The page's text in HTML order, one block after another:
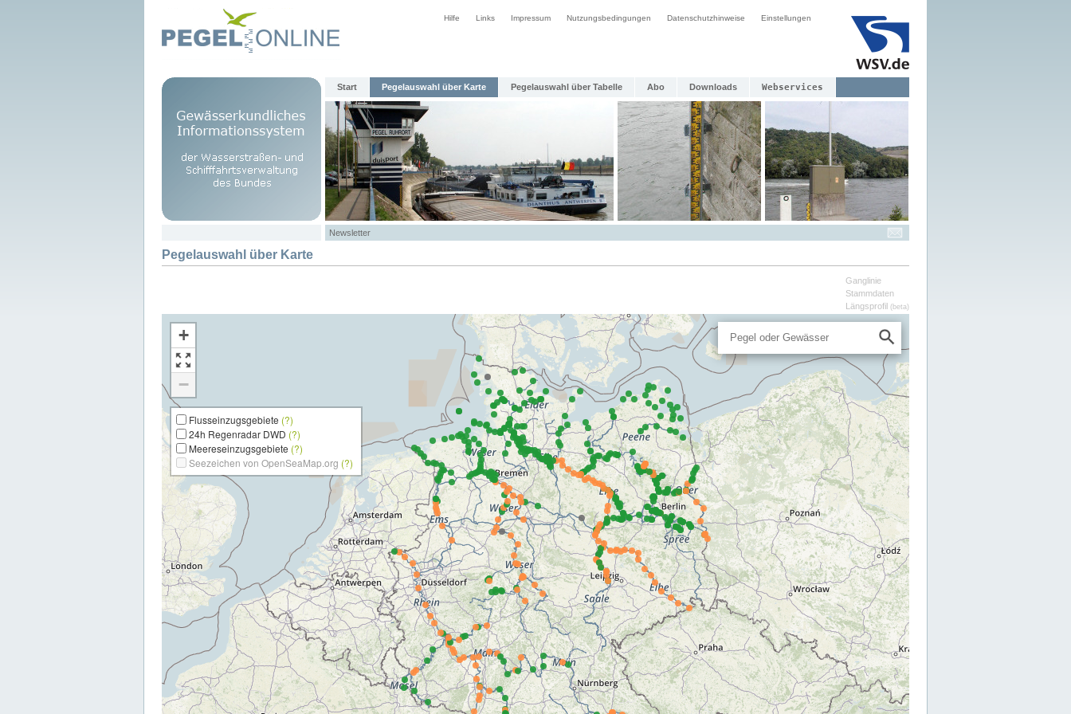
Hilfe Links Impressum Nutzungsbedingungen Datenschutzhinweise Einstellungen
Start Pegelauswahl über Karte Pegelauswahl über Tabelle Abo Downloads Webservices
Newsletter
Pegelauswahl über Karte
Ganglinie
Stammdaten
Längsprofil (beta)
+
−
Flusseinzugsgebiete (?)
24h Regenradar DWD (?)
Meereseinzugsgebiete (?)
Seezeichen von OpenSeaMap.org (?)